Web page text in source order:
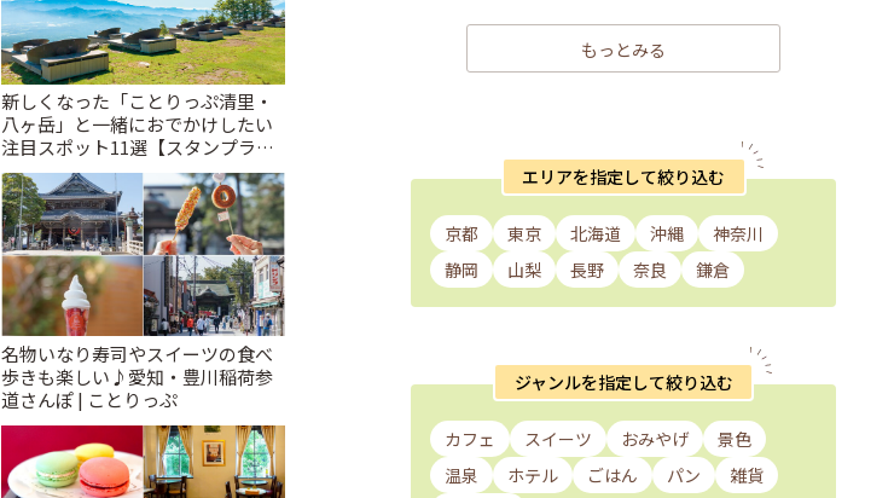
新しくなった「ことりっぷ清里・
八ヶ岳」と一緒におでかけしたい
注目スポット11選【スタンプラリ
ー開催中】 | ことりっぷ
名物いなり寿司やスイーツの食べ
歩きも楽しい♪愛知・豊川稲荷参
道さんぽ | ことりっぷ
もっとみる
エリアを指定して絞り込む
京都 東京 北海道 沖縄
神奈川
静岡
山梨 長野 奈良 鎌倉
ジャンルを指定して絞り込む
カフェ スイーツ おみやげ
景色
温泉
ホテル ごはん パン
雑貨